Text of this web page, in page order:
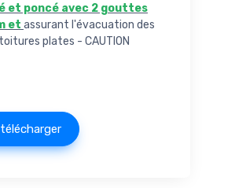
et poncé avec 2 gouttes
et assurant l'évacuation des
plates - CAUTION